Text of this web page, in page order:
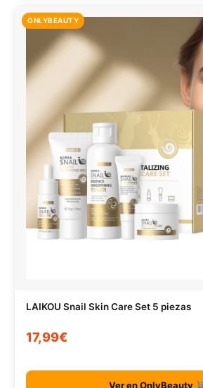
ONLYBEAUTY
LAIKOU Snail Skin Care Set 5 piezas
17,99€
Ver en OnlyBeauty